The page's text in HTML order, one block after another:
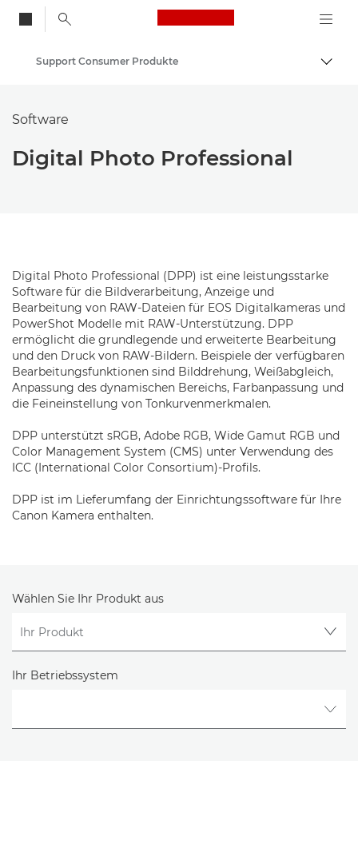
Canon Logo, back
Auf
Support Consumer Produkte
Software
Digital Photo Professional
Digital Photo Professional (DPP) ist eine leistungsstarke
Software für die Bildverarbeitung, Anzeige und
Bearbeitung von RAW-Dateien für EOS Digitalkameras und
PowerShot Modelle mit RAW-Unterstützung. DPP
ermöglicht die grundlegende und erweiterte Bearbeitung
und den Druck von RAW-Bildern. Beispiele der verfügbaren
Bearbeitungsfunktionen sind Bilddrehung, Weißabgleich,
Anpassung des dynamischen Bereichs, Farbanpassung und
die Feineinstellung von Tonkurvenmerkmalen.
DPP unterstützt sRGB, Adobe RGB, Wide Gamut RGB und
Color Management System (CMS) unter Verwendung des
ICC (International Color Consortium)-Profils.
DPP ist im Lieferumfang der Einrichtungssoftware für Ihre
Canon Kamera enthalten.
Wählen Sie Ihr Produkt aus
Ihr Betriebssystem